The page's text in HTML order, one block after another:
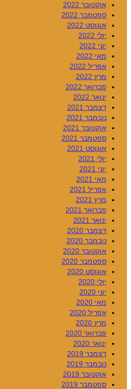
אוקטובר 2022
ספטמבר 2022
אוגוסט 2022
יולי 2022
יוני 2022
מאי 2022
אפריל 2022
מרץ 2022
פברואר 2022
ינואר 2022
דצמבר 2021
נובמבר 2021
אוקטובר 2021
ספטמבר 2021
אוגוסט 2021
יולי 2021
יוני 2021
מאי 2021
אפריל 2021
מרץ 2021
פברואר 2021
ינואר 2021
דצמבר 2020
נובמבר 2020
אוקטובר 2020
ספטמבר 2020
אוגוסט 2020
יולי 2020
יוני 2020
מאי 2020
אפריל 2020
מרץ 2020
פברואר 2020
ינואר 2020
דצמבר 2019
נובמבר 2019
אוקטובר 2019
ספטמבר 2019